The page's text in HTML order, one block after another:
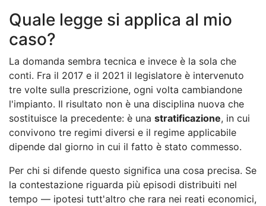
Quale legge si applica al mio
caso?
La domanda sembra tecnica e invece è la sola che
conti. Fra il 2017 e il 2021 il legislatore è intervenuto
tre volte sulla prescrizione, ogni volta cambiandone
l'impianto. Il risultato non è una disciplina nuova che
sostituisce la precedente: è una stratificazione, in cui
convivono tre regimi diversi e il regime applicabile
dipende dal giorno in cui il fatto è stato commesso.
Per chi si difende questo significa una cosa precisa. Se
la contestazione riguarda più episodi distribuiti nel
tempo — ipotesi tutt'altro che rara nei reati economici,